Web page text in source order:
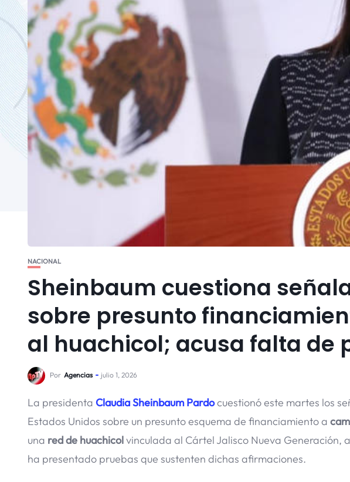
NACIONAL
Sheinbaum cuestiona
sobre presunto
al huachicol; acusa falta de
Por Agencias julio 1, 2026
La presidenta Claudia Sheinbaum Pardocuestionó este martes los
Estados Unidos sobre un presunto esquema de financiamiento a
una red de huachicolvinculada al Cártel Jalisco Nueva Generación,
ha presentado pruebas que sustenten dichas afirmaciones.